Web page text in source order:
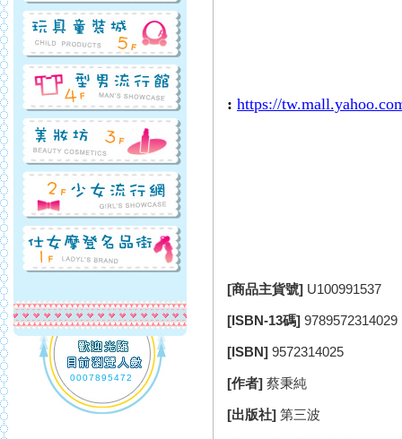
0007895472
: https://
[商品主貨號] U100991537
[ISBN-13碼] 9789572314029
[ISBN] 9572314025
[作者] 蔡秉純
[出版社] 第三波